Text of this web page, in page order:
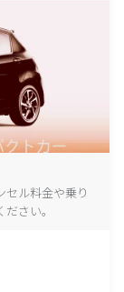
セル料金や乗り
さい。